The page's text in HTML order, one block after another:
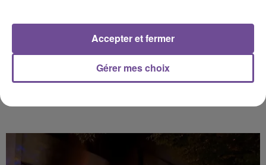
PRÈS DE CHEZ VOUS
Gérer mes choix
Accepter et fermer